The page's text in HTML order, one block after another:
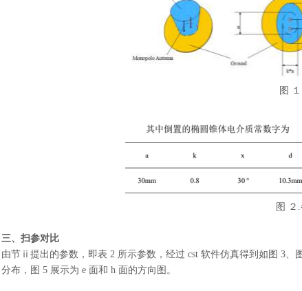
图 １
图 ２
三、扫参对比
由节 ⅱ提出的参数，即表 2 所示参数，经过 cst 软件仿真得到如图 3
分布，图 5 展示为 e 面和 h 面的方向图。